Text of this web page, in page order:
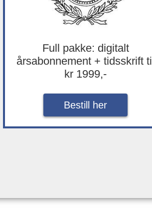
Full pakke: digitalt
årsabonnement + tidsskrift til
kr 1999,-
Bestill her